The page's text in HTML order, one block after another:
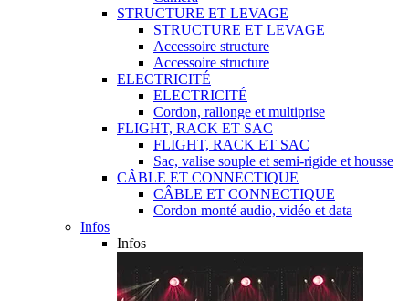
STRUCTURE ET LEVAGE
STRUCTURE ET LEVAGE
Accessoire structure
Accessoire structure
ELECTRICITÉ
ELECTRICITÉ
Cordon, rallonge et multiprise
FLIGHT, RACK ET SAC
FLIGHT, RACK ET SAC
Sac, valise souple et semi-rigide et housse
CÂBLE ET CONNECTIQUE
CÂBLE ET CONNECTIQUE
Cordon monté audio, vidéo et data
Infos
Infos